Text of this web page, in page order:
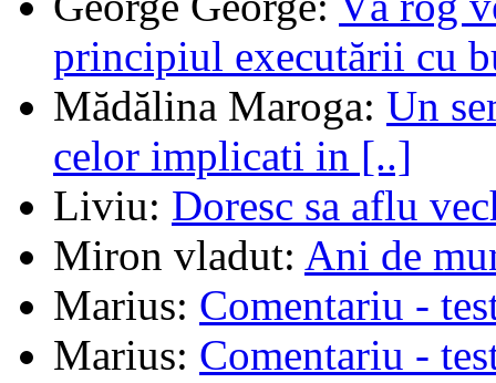
principiul executării cu
Mădălina Maroga: Un
celor implicati in [..]
Liviu: Doresc sa aflu
Miron vladut: Ani de
Marius: Comentariu -
Marius: Comentariu -